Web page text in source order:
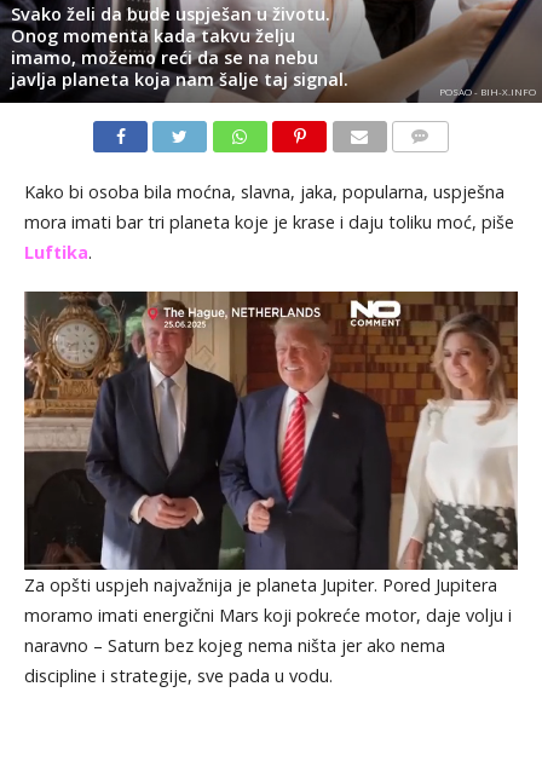
Svako želi da bude uspješan u životu.
Onog momenta kada takvu želju
imamo, možemo reći da se na nebu
javlja planeta koja nam šalje taj signal.
POSAO - BIH-X.INFO
Kako bi osoba bila moćna, slavna, jaka, popularna, uspješna
mora imati bar tri planeta koje je krase i daju toliku moć, piše
Luftika.
Za opšti uspjeh najvažnija je planeta Jupiter. Pored Jupitera
moramo imati energični Mars koji pokreće motor, daje volju i
naravno – Saturn bez kojeg nema ništa jer ako nema
discipline i strategije, sve pada u vodu.